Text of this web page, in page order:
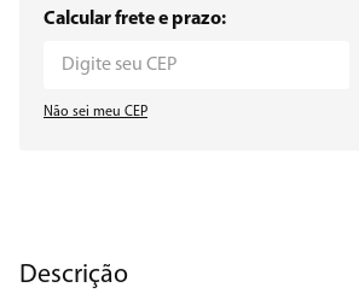
Calcular frete e prazo:
Não sei meu CEP
Descrição